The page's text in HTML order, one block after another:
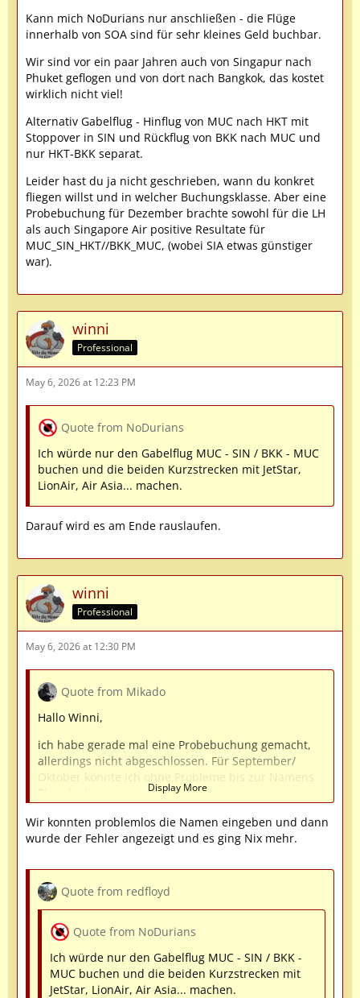
Kann mich NoDurians nur anschließen - die Flüge
innerhalb von SOA sind für sehr kleines Geld buchbar.
Wir sind vor ein paar Jahren auch von Singapur nach
Phuket geflogen und von dort nach Bangkok, das kostet
wirklich nicht viel!
Alternativ Gabelflug - Hinflug von MUC nach HKT mit
Stoppover in SIN und Rückflug von BKK nach MUC und
nur HKT-BKK separat.
Leider hast du ja nicht geschrieben, wann du konkret
fliegen willst und in welcher Buchungsklasse. Aber eine
Probebuchung für Dezember brachte sowohl für die LH
als auch Singapore Air positive Resultate für
MUC_SIN_HKT//BKK_MUC, (wobei SIA etwas günstiger
war).
winni
Professional
May 6, 2026 at 12:23 PM
Quote from NoDurians
Ich würde nur den Gabelflug MUC - SIN / BKK - MUC
buchen und die beiden Kurzstrecken mit JetStar,
LionAir, Air Asia... machen.
Darauf wird es am Ende rauslaufen.
winni
Professional
May 6, 2026 at 12:30 PM
Quote from Mikado
Hallo Winni,
ich habe gerade mal eine Probebuchung gemacht,
allerdings nicht abgeschlossen. Für September/
Oktober könnte ich ohne Probleme bis zur Namens
Eingabe kommen.
Natürlich lassen sich auch Flüge von Singapur nach
Phuket zum Beispiel im Joint Venture unter LH-
Kann es sein, dass du sehr weit im Voraus buchen
willst und die Flüge noch nicht frei gegeben wurden?
Viele Grüße bin aber gerade unterwegs nach
Spitzbergen.
Petra
Display More
Wir konnten problemlos die Namen eingeben und dann
wurde der Fehler angezeigt und es ging Nix mehr.
Quote from redfloyd
Quote from NoDurians
Ich würde nur den Gabelflug MUC - SIN / BKK -
MUC buchen und die beiden Kurzstrecken mit
JetStar, LionAir, Air Asia... machen.